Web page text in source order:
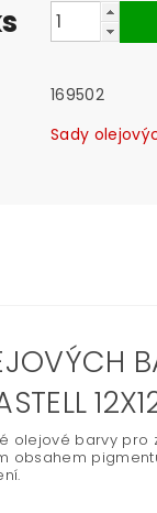
169502
Sady
olejové barvy pro
obsahem